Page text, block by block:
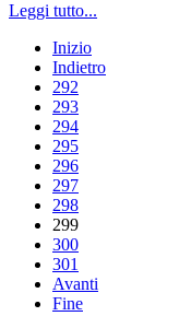
Leggi tutto...
Inizio
Indietro
292
293
294
295
296
297
298
299
300
301
Avanti
Fine